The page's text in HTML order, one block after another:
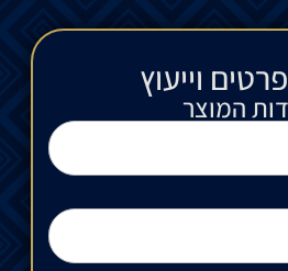
וייעוץ​
המוצר